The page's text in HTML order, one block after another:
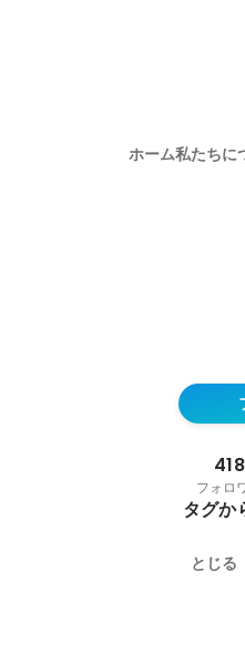
ホーム私たちに
418
フォロ
タグか
とじる